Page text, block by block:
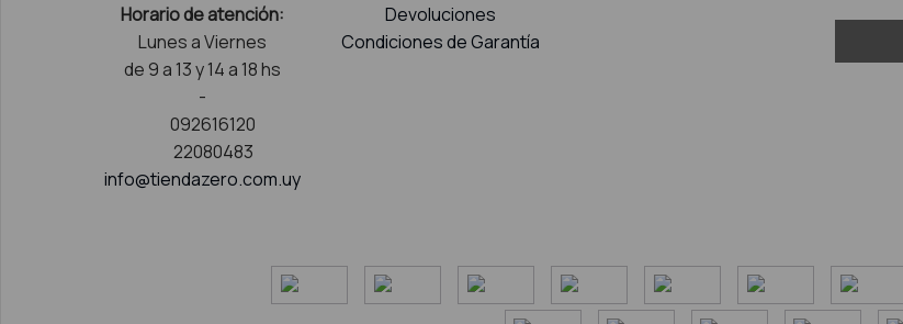
Horario de atención:
Lunes a Viernes
de 9 a 13 y 14 a 18 hs
-
092616120
22080483
info@tiendazero.com.uy
Devoluciones
Condiciones de Garantía